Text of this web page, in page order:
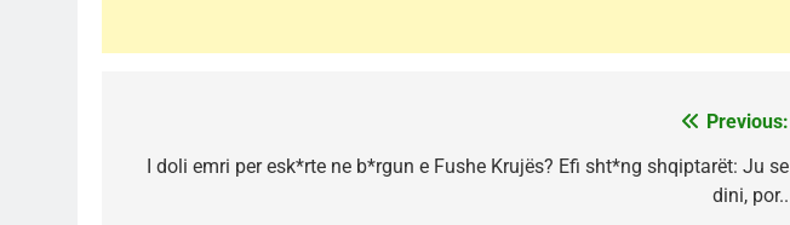
navigation
Previous:
I doli emri per esk*rte ne b*rgun e Fushe Krujës? Efi sht*ng shqiptarët: Ju se
dini, por..